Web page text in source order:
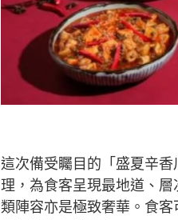
這次備受矚目的「盛夏辛
理，為食客呈現最地道、
類陣容亦是極致奢華。食